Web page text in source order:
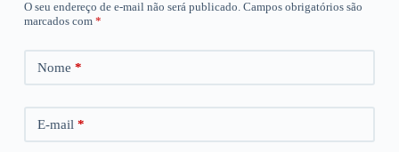
O seu endereço de e-mail não será publicado. Campos obrigatórios são
marcados com *
Nome *
E-mail *